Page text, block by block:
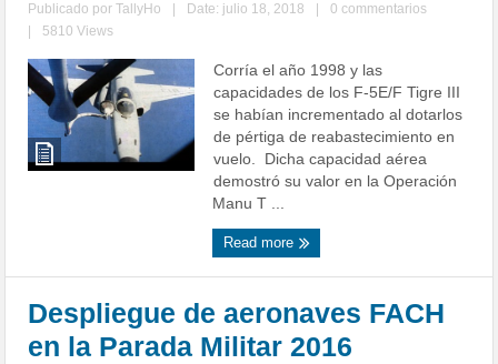
Publicado porTallyHo Date: julio 18, 2018
0 commentarios
5810 Views
Corría el año 1998 y las
capacidades de los F-5E/F Tigre III
se habían incrementado al dotarlos
de pértiga de reabastecimiento en
vuelo. Dicha capacidad aérea
demostró su valor en la Operación
Manu T ...
Read more
Despliegue de aeronaves FACH
en la Parada Militar 2016